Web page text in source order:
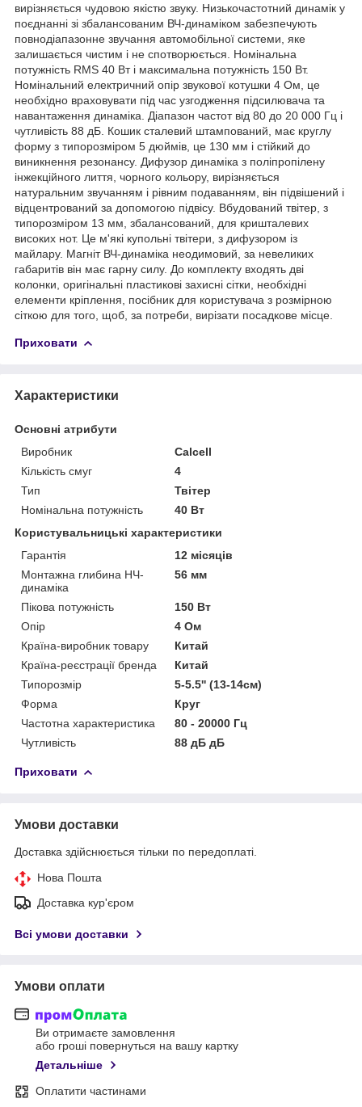
вирізняється чудовою якістю звуку. Низькочастотний динамік у
поєднанні зі збалансованим ВЧ-динаміком забезпечують
повнодіапазонне звучання автомобільної системи, яке
залишається чистим і не спотворюється. Номінальна
потужність RMS 40 Вт і максимальна потужність 150 Вт.
Номінальний електричний опір звукової котушки 4 Ом, це
необхідно враховувати під час узгодження підсилювача та
навантаження динаміка. Діапазон частот від 80 до 20 000 Гц і
чутливість 88 дБ. Кошик сталевий штампований, має круглу
форму з типорозміром 5 дюймів, це 130 мм і стійкий до
виникнення резонансу. Дифузор динаміка з поліпропілену
інжекційного лиття, чорного кольору, вирізняється
натуральним звучанням і рівним подаванням, він підвішений і
відцентрований за допомогою підвісу. Вбудований твітер, з
типорозміром 13 мм, збалансований, для кришталевих
високих нот. Це м'які купольні твітери, з дифузором із
майлару. Магніт ВЧ-динаміка неодимовий, за невеликих
габаритів він має гарну силу. До комплекту входять дві
колонки, оригінальні пластикові захисні сітки, необхідні
елементи кріплення, посібник для користувача з розмірною
сіткою для того, щоб, за потреби, вирізати посадкове місце.
Приховати
Характеристики
Основні атрибути
Виробник
Calcell
Кількість смуг
4
Тип
Твітер
Номінальна потужність
40 Вт
Користувальницькі характеристики
Гарантія
12 місяців
Монтажна глибина НЧ-
динаміка
56 мм
Пікова потужність
150 Вт
Опір
4 Ом
Країна-виробник товару
Китай
Країна-реєстрації бренда
Китай
Типорозмір
5-5.5'' (13-14см)
Форма
Круг
Частотна характеристика
80 - 20000 Гц
Чутливість
88 дБ дБ
Приховати
Умови доставки
Доставка здійснюється тільки по передоплаті.
Нова Пошта
Доставка кур'єром
Всі умови доставки
Умови оплати
Ви отримаєте замовлення
або гроші повернуться на вашу картку
Детальніше
Оплатити частинами